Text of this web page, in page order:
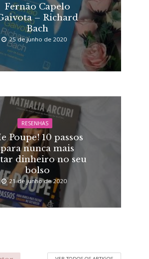
Fernão Capelo
– Richard
Bach
25 de junho de 2020
RESENHAS
Poupe! 10 passos
para nunca mais
dinheiro no seu
bolso
21 de junho de 2020